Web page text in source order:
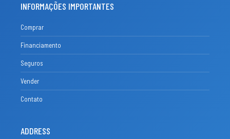
INFORMAÇÕES IMPORTANTES
Comprar
Financiamento
Seguros
Vender
Contato
ADDRESS